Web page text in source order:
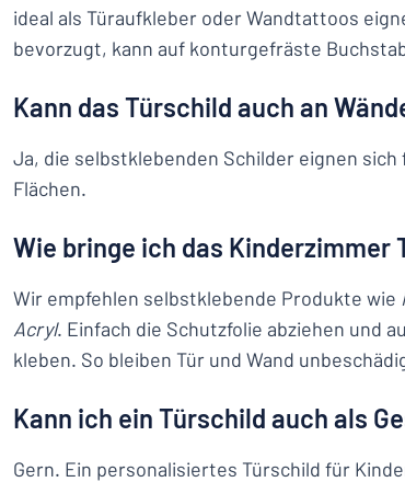
ideal als Türaufkleber oder Wandtattoos
bevorzugt, kann auf konturgefräste
Kann das Türschild auch an
Ja, die selbstklebenden Schilder eignen
Flächen.
Wie bringe ich das Kinderzimmer
Wir empfehlen selbstklebende Produkte wie
Acryl. Einfach die Schutzfolie abziehen und
kleben. So bleiben Tür und Wand
Kann ich ein Türschild auch als
Gern. Ein personalisiertes Türschild für